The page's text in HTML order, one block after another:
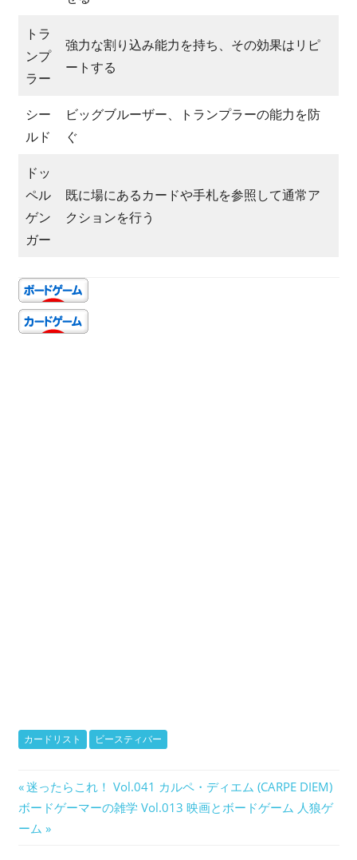
トラ
ンプ
ラー
強力な割り込み能力を持ち、その効果はリピ
ートする
シー
ルド
ビッグブルーザー、トランプラーの能力を防
ぐ
ドッ
ペル
ゲン
ガー
既に場にあるカードや手札を参照して通常ア
クションを行う
カードリスト ビースティバー
投
稿
前
の
記
迷ったらこれ！ Vol.041 カルペ・ディエム (CARPE DIEM)
次
の
ボードゲーマーの雑学 Vol.013 映画とボードゲーム 人狼ゲ
ーム